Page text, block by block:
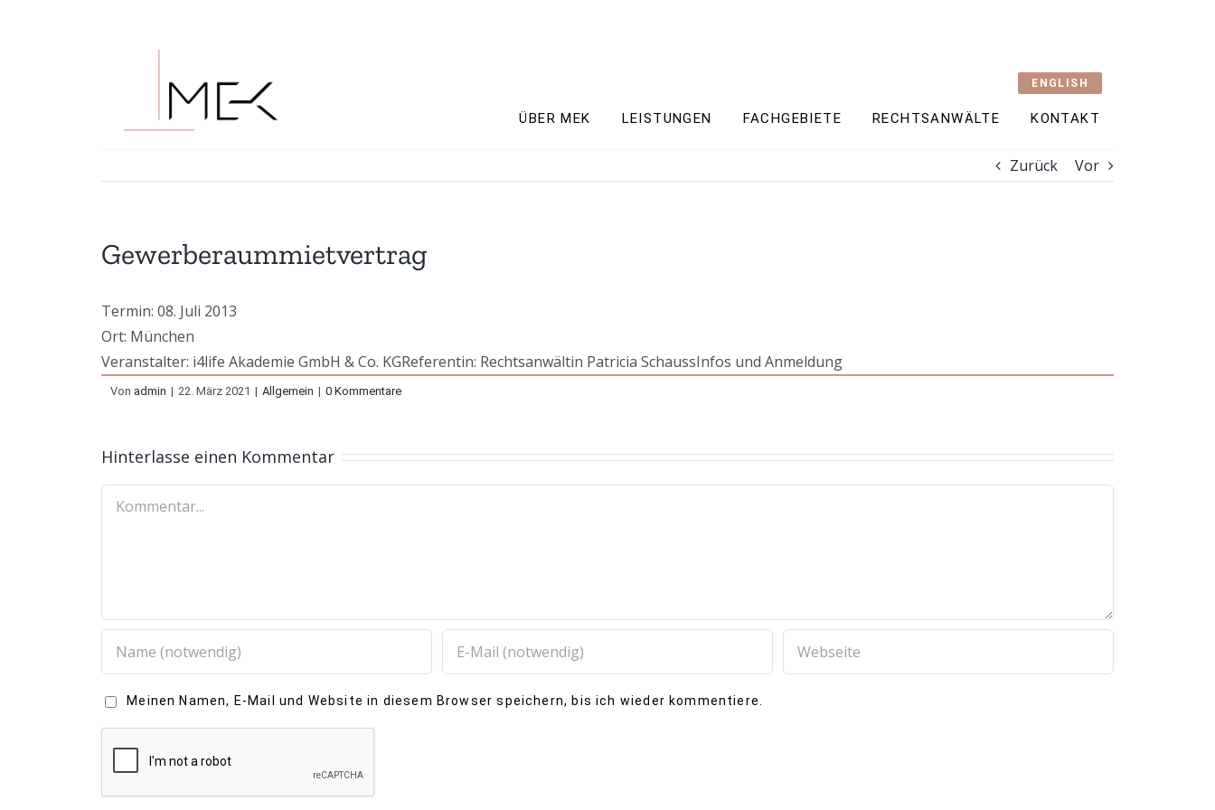
ÜBER MEK LEISTUNGEN FACHGEBIETE RECHTSANWÄLTE KONTAKT
ENGLISH
Zurück Vor
Gewerberaummietvertrag
Termin: 08. Juli 2013
Ort: München
Veranstalter: i4life Akademie GmbH & Co. KGReferentin: Rechtsanwältin Patricia SchaussInfos und Anmeldung
Von admin | 22. März 2021 | Allgemein | 0 Kommentare
Hinterlasse einen Kommentar
Meinen Namen, E-Mail und Website in diesem Browser speichern, bis ich wieder kommentiere.